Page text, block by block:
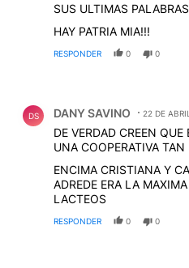
SUS ULTIMAS
HAY PATRIA MIA!!!
RESPONDER 0 0
DS DANY SAVINO 22 DE
DE VERDAD CREEN
UNA COOPERATIVA
ENCIMA CRISTIANA Y
ADREDE ERA LA
LACTEOS
RESPONDER 0 0